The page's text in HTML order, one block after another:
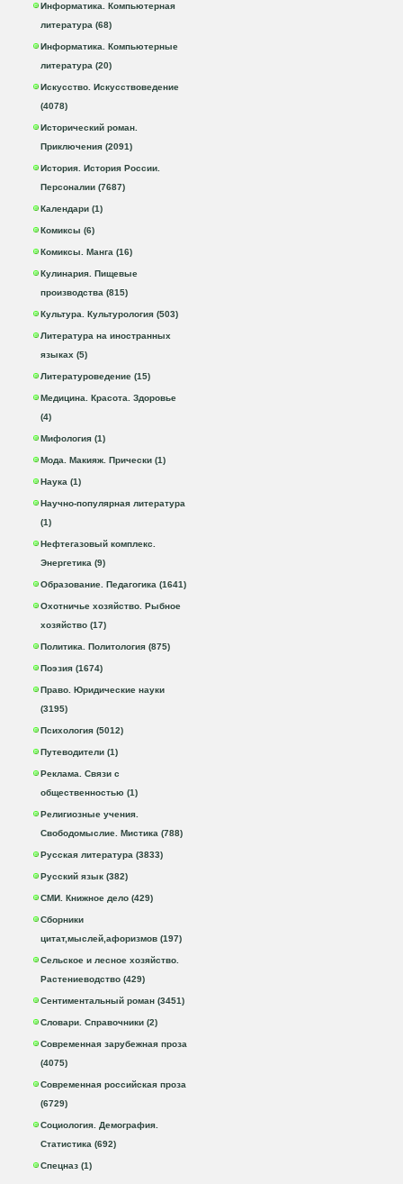
Информатика. Компьютерная
литература (68)
Информатика. Компьютерные
литература (20)
Искусство. Искусствоведение
(4078)
Исторический роман.
Приключения (2091)
История. История России.
Персоналии (7687)
Календари (1)
Комиксы (6)
Комиксы. Манга (16)
Кулинария. Пищевые
производства (815)
Культура. Культурология (503)
Литература на иностранных
языках (5)
Литературоведение (15)
Медицина. Красота. Здоровье
(4)
Мифология (1)
Мода. Макияж. Прически (1)
Наука (1)
Научно-популярная литература
(1)
Нефтегазовый комплекс.
Энергетика (9)
Образование. Педагогика (1641)
Охотничье хозяйство. Рыбное
хозяйство (17)
Политика. Политология (875)
Поэзия (1674)
Право. Юридические науки
(3195)
Психология (5012)
Путеводители (1)
Реклама. Связи с
общественностью (1)
Религиозные учения.
Свободомыслие. Мистика (788)
Русская литература (3833)
Русский язык (382)
СМИ. Книжное дело (429)
Сборники
цитат,мыслей,афоризмов (197)
Сельское и лесное хозяйство.
Растениеводство (429)
Сентиментальный роман (3451)
Словари. Справочники (2)
Современная зарубежная проза
(4075)
Современная российская проза
(6729)
Социология. Демография.
Статистика (692)
Спецназ (1)